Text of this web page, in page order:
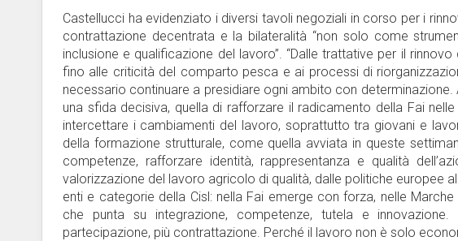
Castellucci ha evidenziato i diversi tavoli negoziali in corso per i
contrattazione decentrata e la bilateralità “non solo come
inclusione e qualificazione del lavoro”. “Dalle trattative per il
fino alle criticità del comparto pesca e ai processi di
necessario continuare a presidiare ogni ambito con
una sfida decisiva, quella di rafforzare il radicamento della Fai
intercettare i cambiamenti del lavoro, soprattutto tra giovani e
della formazione strutturale, come quella avviata in queste
competenze, rafforzare identità, rappresentanza e qualità
valorizzazione del lavoro agricolo di qualità, dalle politiche europee
enti e categorie della Cisl: nella Fai emerge con forza, nelle
che punta su integrazione, competenze, tutela e
partecipazione, più contrattazione. Perché il lavoro non è solo